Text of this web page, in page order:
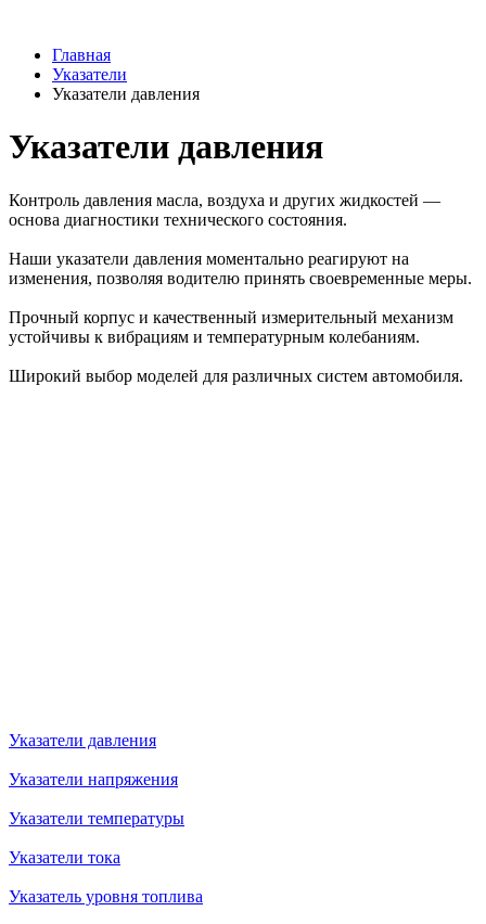
Главная
Указатели
Указатели давления
Указатели давления
Контроль давления масла, воздуха и других жидкостей —
основа диагностики технического состояния.
Наши указатели давления моментально реагируют на
изменения, позволяя водителю принять своевременные меры.
Прочный корпус и качественный измерительный механизм
устойчивы к вибрациям и температурным колебаниям.
Широкий выбор моделей для различных систем автомобиля.
Указатели давления
Указатели напряжения
Указатели температуры
Указатели тока
Указатель уровня топлива